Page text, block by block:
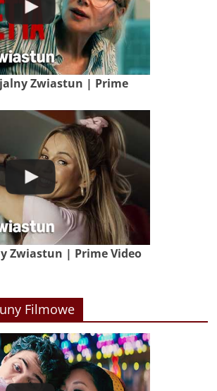
Zwiastun | Prime
Zwiastun | Prime Video
Filmowe